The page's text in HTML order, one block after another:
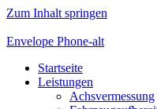
Zum Inhalt springen
Envelope Phone-alt
Startseite
Leistungen
Achsvermessung